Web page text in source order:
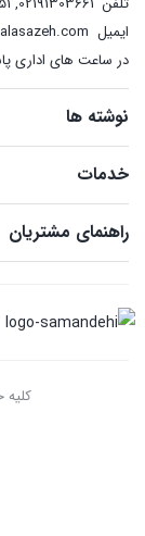
ایمیل
در ساعت های اداری
نوشته ها
خدمات
راهنمای مشتریان